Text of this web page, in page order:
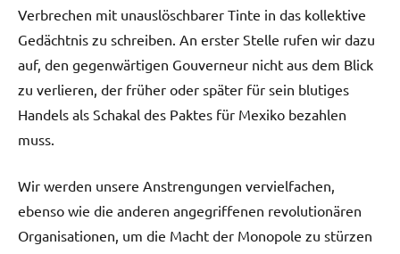
Verbrechen mit unauslöschbarer Tinte in das kollektive
Gedächtnis zu schreiben. An erster Stelle rufen wir dazu
auf, den gegenwärtigen Gouverneur nicht aus dem Blick
zu verlieren, der früher oder später für sein blutiges
Handels als Schakal des Paktes für Mexiko bezahlen
muss.
Wir werden unsere Anstrengungen vervielfachen,
ebenso wie die anderen angegriffenen revolutionären
Organisationen, um die Macht der Monopole zu stürzen